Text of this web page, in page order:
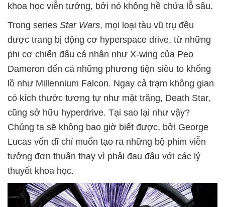
khoa học viễn tưởng, bởi nó không hề chứa lỗ sâu.
Trong series Star Wars, mọi loại tàu vũ trụ đều
được trang bị động cơ hyperspace drive, từ những
phi cơ chiến đấu cá nhân như X-wing của Peo
Dameron đến cả những phương tiện siêu to khổng
lồ như Millennium Falcon. Ngay cả trạm không gian
có kích thước tương tự như mặt trăng, Death Star,
cũng sở hữu hyperdrive. Tại sao lại như vậy?
Chúng ta sẽ không bao giờ biết được, bởi George
Lucas vốn dĩ chỉ muốn tạo ra những bộ phim viễn
tưởng đơn thuần thay vì phải đau đầu với các lý
thuyết khoa học.